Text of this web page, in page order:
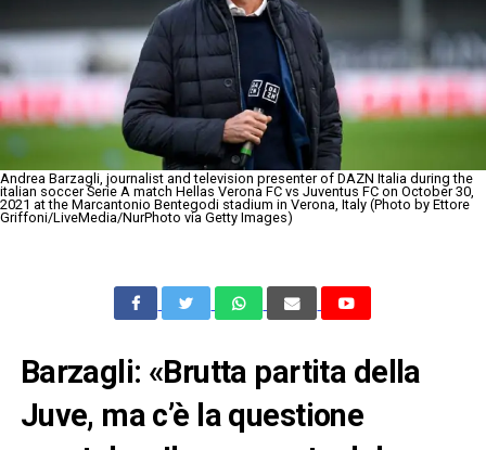
Andrea Barzagli, journalist and television presenter of DAZN Italia during the
italian soccer Serie A match Hellas Verona FC vs Juventus FC on October 30,
2021 at the Marcantonio Bentegodi stadium in Verona, Italy (Photo by Ettore
Griffoni/LiveMedia/NurPhoto via Getty Images)
Barzagli: «Brutta partita della
Juve, ma c’è la questione